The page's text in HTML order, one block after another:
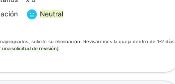
Neutral
solicite su eliminación. Revisaremos la queja dentro de 1-2 días.
una solicitud de revisión]